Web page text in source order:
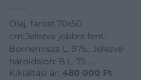
Olaj, farost;70x50
cm;Jelezve jobbra fent:
Bornemisza L. 975., Jelezve
hátoldalon: B.L. 75.
Hátoldalon: Bornemisza L.
Kikiáltási ár: 480 000 Ft